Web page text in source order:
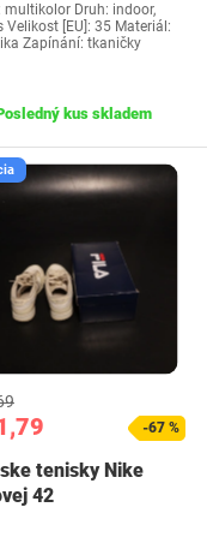
multikolor Druh: indoor,
Velikost [EU]: 35 Materiál:
Zapínání: tkaničky
kus skladem
-67 %
tenisky Nike
42